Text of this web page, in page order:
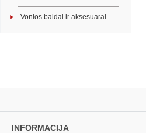
Vonios baldai ir aksesuarai
INFORMACIJA